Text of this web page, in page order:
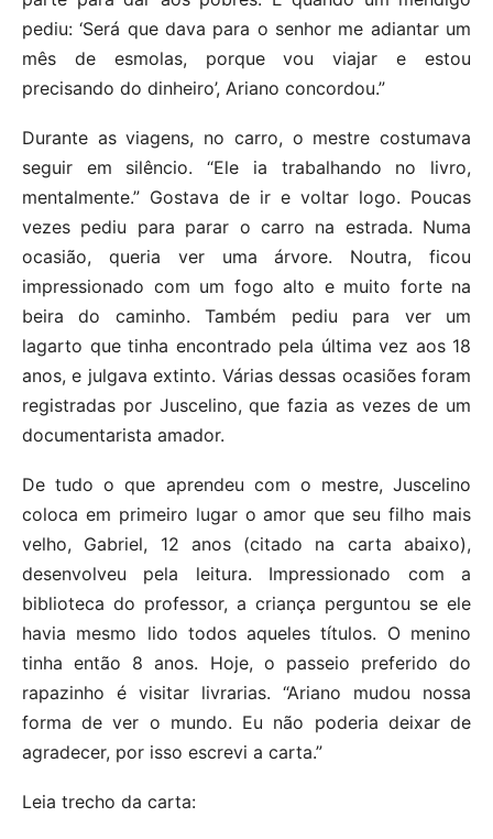
pediu: ‘Será que dava para o senhor me adiantar um
mês de esmolas, porque vou viajar e estou
precisando do dinheiro’, Ariano concordou.”
Durante as viagens, no carro, o mestre costumava
seguir em silêncio. “Ele ia trabalhando no livro,
mentalmente.” Gostava de ir e voltar logo. Poucas
vezes pediu para parar o carro na estrada. Numa
ocasião, queria ver uma árvore. Noutra, ficou
impressionado com um fogo alto e muito forte na
beira do caminho. Também pediu para ver um
lagarto que tinha encontrado pela última vez aos 18
anos, e julgava extinto. Várias dessas ocasiões foram
registradas por Juscelino, que fazia as vezes de um
documentarista amador.
De tudo o que aprendeu com o mestre, Juscelino
coloca em primeiro lugar o amor que seu filho mais
velho, Gabriel, 12 anos (citado na carta abaixo),
desenvolveu pela leitura. Impressionado com a
biblioteca do professor, a criança perguntou se ele
havia mesmo lido todos aqueles títulos. O menino
tinha então 8 anos. Hoje, o passeio preferido do
rapazinho é visitar livrarias. “Ariano mudou nossa
forma de ver o mundo. Eu não poderia deixar de
agradecer, por isso escrevi a carta.”
Leia trecho da carta: